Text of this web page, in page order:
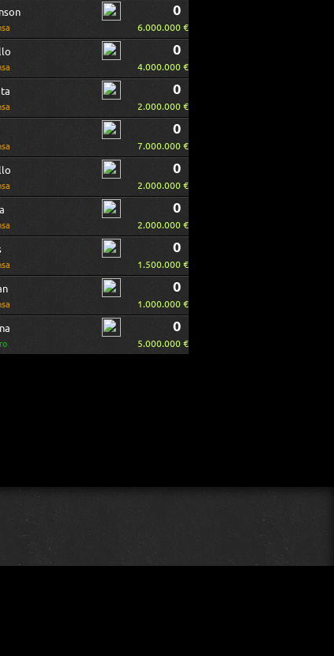
0
6.000.000 €
0
4.000.000 €
0
2.000.000 €
0
7.000.000 €
0
2.000.000 €
0
2.000.000 €
0
1.500.000 €
0
1.000.000 €
0
5.000.000 €